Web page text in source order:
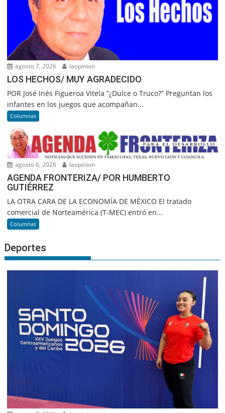
agosto 7, 2026 laopinion
LOS HECHOS/ MUY AGRADECIDO
POR José Inés Figueroa Vitela “¿Dulce o Truco?” Preguntan los
infantes en los juegos que acompañan...
Columnas
agosto 6, 2026 laopinion
AGENDA FRONTERIZA/ POR HUMBERTO
GUTIÉRREZ
LA OTRA CARA DE LA ECONOMÍA DE MÉXICO El tratado
comercial de Norteamérica (T-MEC) entró en...
Columnas
Deportes